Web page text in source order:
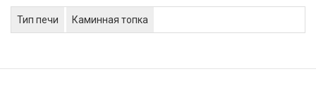
Тип печи Каминная топка